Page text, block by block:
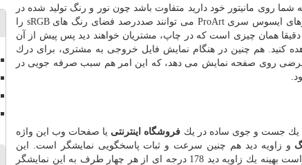
روی مانیتور خود دارید متفاوت باشد چون نور و رنگ تولید شده در
نمایشگرهای عادی متفاوت از رنگ تصاویر در چاپ است. تمامی نمایشگرهای ایسوس سری ProArt می توانند صددرصد فضای رنگ های sRGB را
دقیقا همان چیزی است كه در چاپ، مشتریان خواهند دید پس پیش از آن
كنید. هم چنین در هنگام نمایش فایل خروجی به مشتری، برای درك
فرضی روی صفحه نمایش می دهد، كه این امر هم سبب صرفه جویی در
یك جست و جوی ساده در یك فروشگاه اینترنتی یا صفحات وب این واژه
و زاویه دید هم چنین سرعت و ثبات پاسخگویی نمایشگر است. این
علاوه بر رنگ های یكنواخت تر، درخشان تر و كنتراست بهینه یك زاویه دید 178 درجه ای از هر چهار طرف به این نمایشگر